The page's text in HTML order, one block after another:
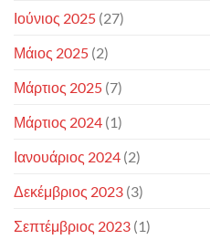
Ιούνιος 2025 (27)
Μάιος 2025 (2)
Μάρτιος 2025 (7)
Μάρτιος 2024 (1)
Ιανουάριος 2024 (2)
Δεκέμβριος 2023 (3)
Σεπτέμβριος 2023 (1)